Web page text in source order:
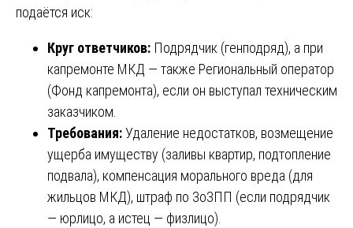
подаётся иск:
Круг ответчиков: Подрядчик (генподряд), а при
капремонте МКД — также Региональный оператор
(Фонд капремонта), если он выступал техническим
заказчиком.
Требования:Удаление недостатков, возмещение
ущерба имуществу (заливы квартир, подтопление
подвала), компенсация морального вреда (для
жильцов МКД), штраф по ЗоЗПП (если подрядчик
— юрлицо, а истец — физлицо).